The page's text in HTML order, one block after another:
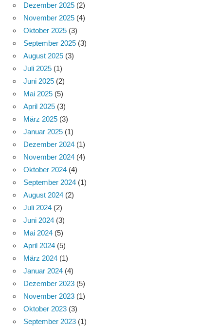
Dezember 2025 (2)
November 2025 (4)
Oktober 2025 (3)
September 2025 (3)
August 2025 (3)
Juli 2025 (1)
Juni 2025 (2)
Mai 2025 (5)
April 2025 (3)
März 2025 (3)
Januar 2025 (1)
Dezember 2024 (1)
November 2024 (4)
Oktober 2024 (4)
September 2024 (1)
August 2024 (2)
Juli 2024 (2)
Juni 2024 (3)
Mai 2024 (5)
April 2024 (5)
März 2024 (1)
Januar 2024 (4)
Dezember 2023 (5)
November 2023 (1)
Oktober 2023 (3)
September 2023 (1)